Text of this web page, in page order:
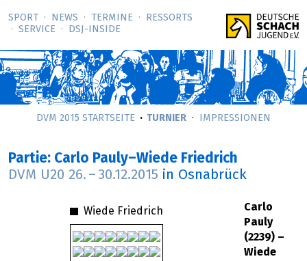
SPORT NEWS TERMINE
RESSORTS
SERVICE
DSJ-­INSIDE
DVM 2015 STARTSEITE TURNIER IMPRESSIONEN
Partie: Carlo Pauly–Wiede Friedrich
DVM U20 26. – 30.12.2015 in Osnabrück
Wiede Friedrich
Carlo
Pauly
(2239) –
Wiede